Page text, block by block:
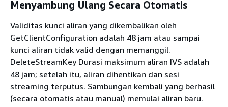
Menyambung Ulang Secara Otomatis
Validitas kunci aliran yang dikembalikan oleh
GetClientConfiguration adalah 48 jam atau sampai
kunci aliran tidak valid dengan memanggil.
DeleteStreamKey Durasi maksimum aliran IVS adalah
48 jam; setelah itu, aliran dihentikan dan sesi
streaming terputus. Sambungan kembali yang berhasil
(secara otomatis atau manual) memulai aliran baru.